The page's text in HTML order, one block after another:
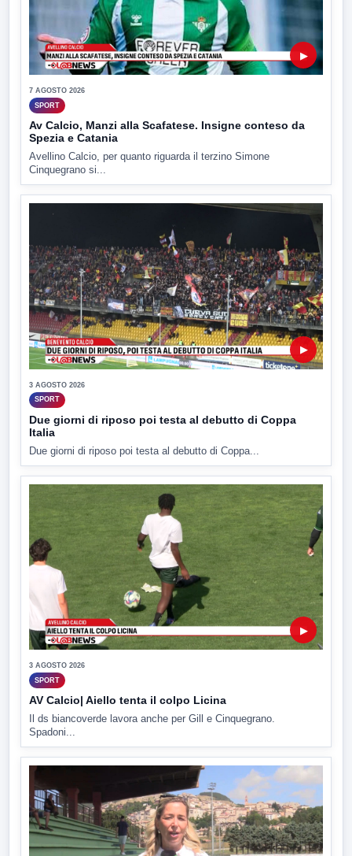
▶
7 AGOSTO 2026
SPORT
Av Calcio, Manzi alla Scafatese. Insigne conteso da
Spezia e Catania
Avellino Calcio, per quanto riguarda il terzino Simone
Cinquegrano si...
▶
3 AGOSTO 2026
SPORT
Due giorni di riposo poi testa al debutto di Coppa
Italia
Due giorni di riposo poi testa al debutto di Coppa...
▶
3 AGOSTO 2026
SPORT
AV Calcio| Aiello tenta il colpo Licina
Il ds biancoverde lavora anche per Gill e Cinquegrano.
Spadoni...